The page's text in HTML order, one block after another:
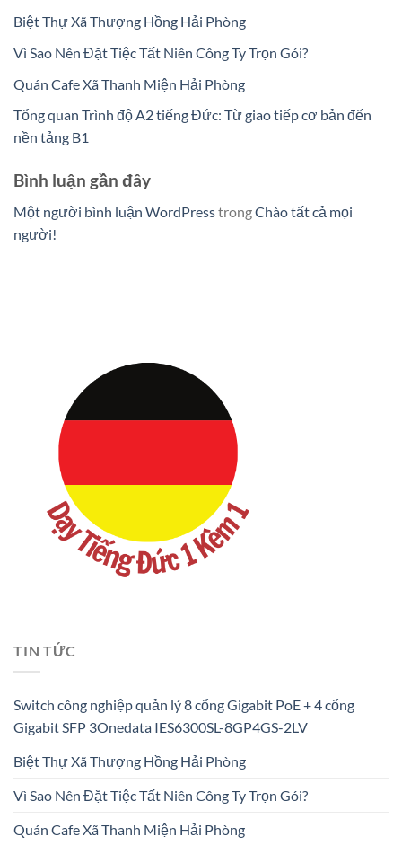
Biệt Thự Xã Thượng Hồng Hải Phòng
Vì Sao Nên Đặt Tiệc Tất Niên Công Ty Trọn Gói?
Quán Cafe Xã Thanh Miện Hải Phòng
Tổng quan Trình độ A2 tiếng Đức: Từ giao tiếp cơ bản đến
nền tảng B1
Bình luận gần đây
Một người bình luận WordPresstrongChào tất cả mọi
người!
TIN TỨC
Switch công nghiệp quản lý 8 cổng Gigabit PoE + 4 cổng
Gigabit SFP 3Onedata IES6300SL-8GP4GS-2LV
Biệt Thự Xã Thượng Hồng Hải Phòng
Vì Sao Nên Đặt Tiệc Tất Niên Công Ty Trọn Gói?
Quán Cafe Xã Thanh Miện Hải Phòng